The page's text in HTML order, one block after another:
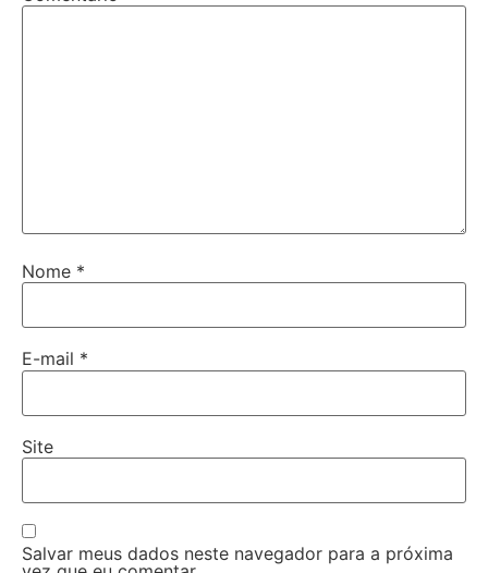
Nome *
E-mail *
Site
Salvar meus dados neste navegador para a próxima